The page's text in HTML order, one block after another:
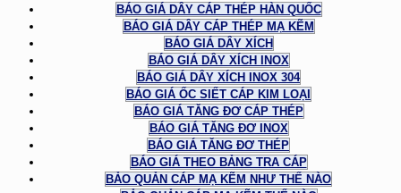
BÁO GIÁ DÂY CÁP THÉP HÀN QUỐC
BÁO GIÁ DÂY CÁP THÉP MẠ KẼM
BÁO GIÁ DÂY XÍCH
BÁO GIÁ DÂY XÍCH INOX
BÁO GIÁ DÂY XÍCH INOX 304
BÁO GIÁ ỐC SIẾT CÁP KIM LOẠI
BÁO GIÁ TĂNG ĐƠ CÁP THÉP
BÁO GIÁ TĂNG ĐƠ INOX
BÁO GIÁ TĂNG ĐƠ THÉP
BÁO GIÁ THEO BẢNG TRA CÁP
BẢO QUẢN CÁP MẠ KẼM NHƯ THẾ NÀO